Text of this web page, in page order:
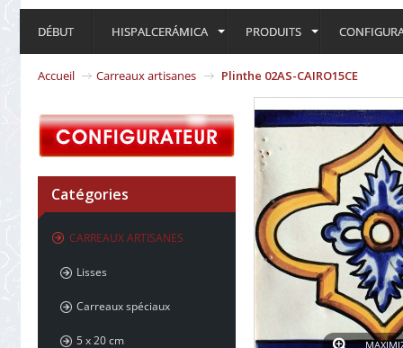
DÉBUT HISPALCERÁMICA PRODUITS
Accueil Carreaux artisanes Plinthe 02AS-CAIRO15CE
Catégories
CARREAUX ARTISANES
Lisses
Carreaux spéciaux
5 x 20 cm